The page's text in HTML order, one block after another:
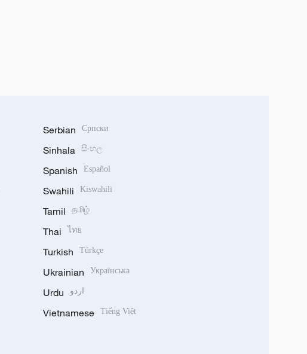
Serbian Српски
Sinhala සිංහල
Spanish Español
Swahili Kiswahili
Tamil தமிழ்
Thai ไทย
Turkish Türkçe
Ukrainian Українська
Urdu اردو
Vietnamese Tiếng Việt